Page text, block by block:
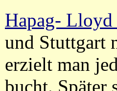
Hapag- Lloyd
und Stuttgart
erzielt man
bucht. Später